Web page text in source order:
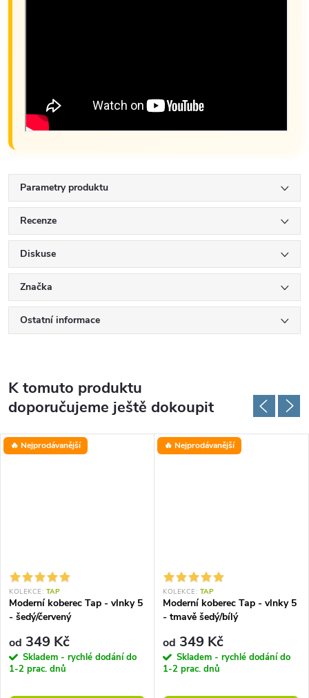
Parametry produktu
Recenze
Diskuse
Značka
Ostatní informace
K tomuto produktu
doporučujeme ještě dokoupit
🔥 Nejprodávanější
KOLEKCE: TAP
Moderní koberec Tap - vlnky 5
- šedý/červený
od 349 Kč
Skladem - rychlé dodání do
1-2 prac. dnů
🔥 Nejprodávanější
KOLEKCE: TAP
Moderní koberec Tap - vlnky 5
- tmavě šedý/bílý
od 349 Kč
Skladem - rychlé dodání do
1-2 prac. dnů